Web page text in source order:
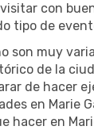
con
tipo de
muy
de la
de hacer
en Marie
en